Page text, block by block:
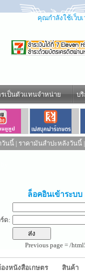
คุณกำลังใช้เว็บ
เป็นตัวแทนจำหน่าย บ
วันนี้ | ราคามันสำปะหลังวันนี้
ล็อคอินเข้าระบบ
ด:
Previous page = /
งหนังสือเกษตร
สินค้า